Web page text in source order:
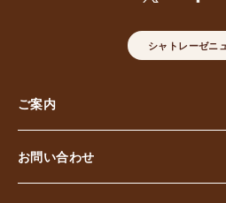
シャトレーゼニ
ご案内
お問い合わせ